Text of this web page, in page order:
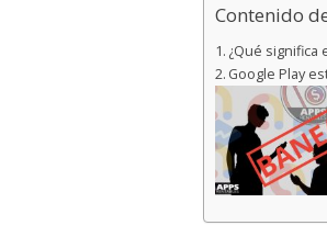
Contenido
¿Qué
Google Play